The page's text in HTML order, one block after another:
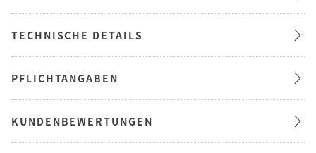
TECHNISCHE DETAILS
PFLICHTANGABEN
KUNDENBEWERTUNGEN